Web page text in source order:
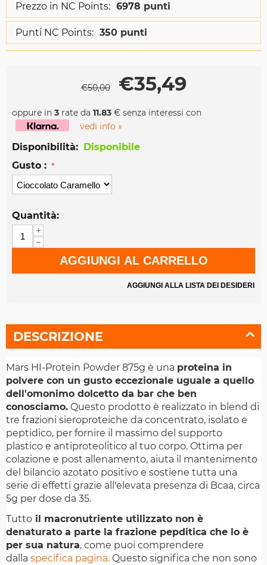
Prezzo in NC Points: 6978 punti
Punti NC Points: 350 punti
€50,00 €35,49
oppure in 3 rate da 11.83 € senza interessi con
vedi info »
Disponibilità:
Disponibile
Gusto :
Quantità:
+
−
AGGIUNGI AL CARRELLO
AGGIUNGI ALLA LISTA DEI DESIDERI
DESCRIZIONE
Mars HI-Protein Powder 875g è una proteina in
polvere con un gusto eccezionale uguale a quello
dell'omonimo dolcetto da bar che ben
conosciamo. Questo prodotto è realizzato in blend di
tre frazioni sieroproteiche da concentrato, isolato e
peptidico, per fornire il massimo del supporto
plastico e antiproteolitico al tuo corpo. Ottima per
colazione e post allenamento, aiuta il mantenimento
del bilancio azotato positivo e sostiene tutta una
serie di effetti grazie all'elevata presenza di Bcaa, circa
5g per dose da 35.
Tutto il macronutriente utilizzato non è
denaturato a parte la frazione pepditica che lo è
per sua natura, come puoi comprendere
dalla specifica pagina. Questo significa che non sono